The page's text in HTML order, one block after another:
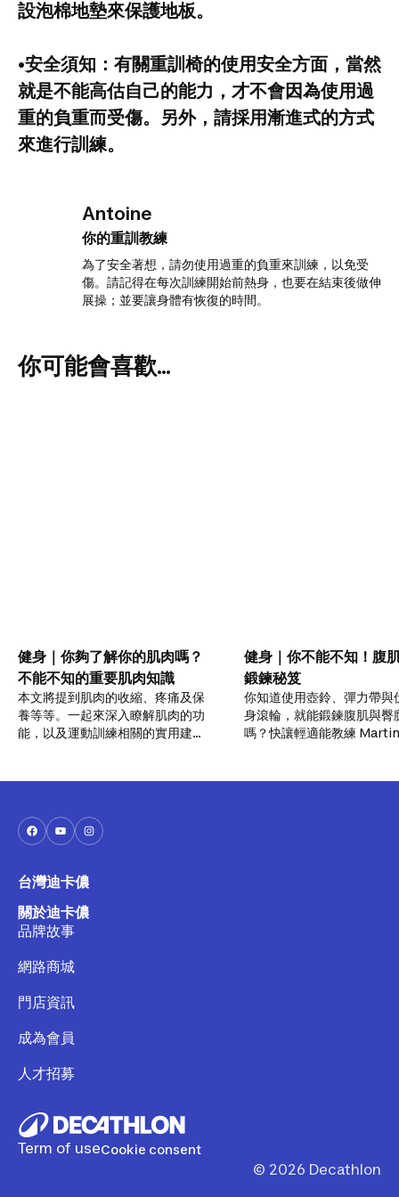
設泡棉地墊來保護地板。
•安全須知：有關重訓椅的使用安全方面，當然
就是不能高估自己的能力，才不會因為使用過
重的負重而受傷。另外，請採用漸進式的方式
來進行訓練。
Antoine
你的重訓教練
為了安全著想，請勿使用過重的負重來訓練，以免受
傷。請記得在每次訓練開始前熱身，也要在結束後做伸
展操；並要讓身體有恢復的時間。
你可能會喜歡...
健身｜你夠了解你的肌肉嗎？
不能不知的重要肌肉知識
本文將提到肌肉的收縮、疼痛及保
養等等。一起來深入瞭解肌肉的功
能，以及運動訓練相關的實用建
健身｜你不能不知！腹
鍛鍊秘笈
你知道使用壺鈴、彈力帶與
身滾輪，就能鍛鍊腹肌與臀
嗎？快讓輕適能教練
台灣迪卡儂
關於迪卡儂
品牌故事
網路商城
門店資訊
成為會員
人才招募
Term of useCookie consent
© 2026 Decathlon